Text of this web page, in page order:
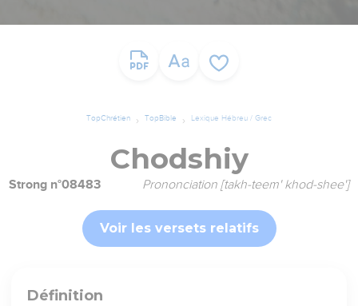
TopChrétien TopBible Lexique Hébreu / Grec
Chodshiy
Strong n°08483 Prononciation [takh-teem' khod-shee']
Voir les versets relatifs
Définition